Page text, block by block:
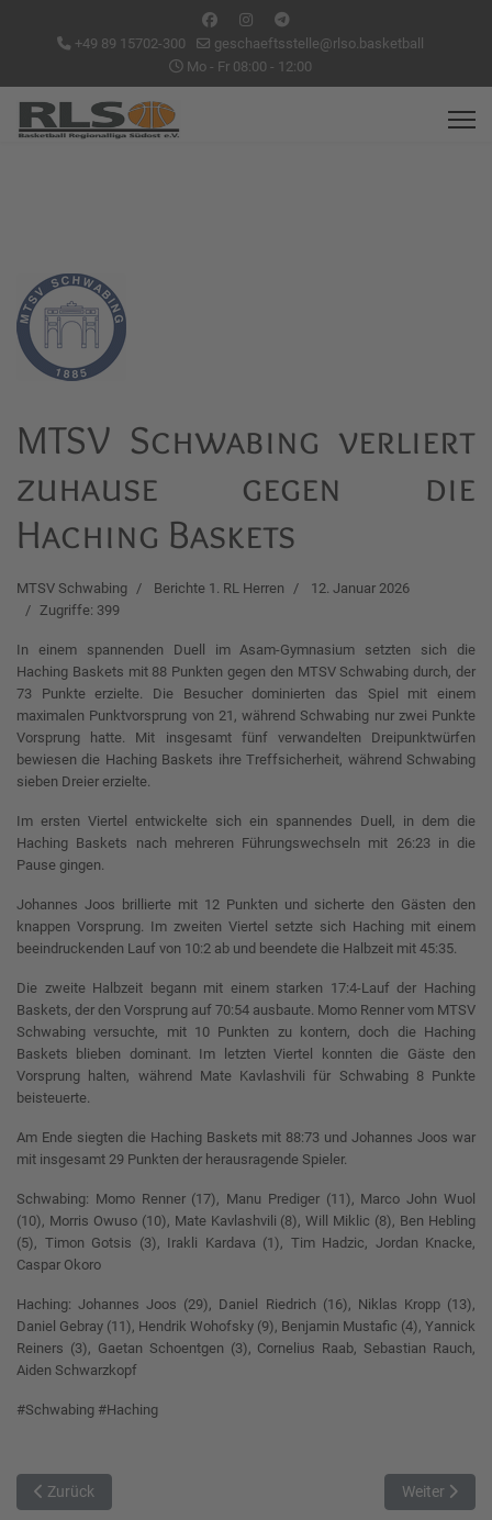
+49 89 15702-300
geschaeftsstelle@rlso.basketball
Mo - Fr 08:00 - 12:00
MTSV Schwabing verliert
zuhause gegen die
Haching Baskets
MTSV Schwabing Berichte 1. RL Herren
12. Januar 2026
Zugriffe: 399
In einem spannenden Duell im Asam-Gymnasium setzten sich die
Haching Baskets mit 88 Punkten gegen den MTSV Schwabing durch, der
73 Punkte erzielte. Die Besucher dominierten das Spiel mit einem
maximalen Punktvorsprung von 21, während Schwabing nur zwei Punkte
Vorsprung hatte. Mit insgesamt fünf verwandelten Dreipunktwürfen
bewiesen die Haching Baskets ihre Treffsicherheit, während Schwabing
sieben Dreier erzielte.
Im ersten Viertel entwickelte sich ein spannendes Duell, in dem die
Haching Baskets nach mehreren Führungswechseln mit 26:23 in die
Pause gingen.
Johannes Joos brillierte mit 12 Punkten und sicherte den Gästen den
knappen Vorsprung. Im zweiten Viertel setzte sich Haching mit einem
beeindruckenden Lauf von 10:2 ab und beendete die Halbzeit mit 45:35.
Die zweite Halbzeit begann mit einem starken 17:4-Lauf der Haching
Baskets, der den Vorsprung auf 70:54 ausbaute. Momo Renner vom MTSV
Schwabing versuchte, mit 10 Punkten zu kontern, doch die Haching
Baskets blieben dominant. Im letzten Viertel konnten die Gäste den
Vorsprung halten, während Mate Kavlashvili für Schwabing 8 Punkte
beisteuerte.
Am Ende siegten die Haching Baskets mit 88:73 und Johannes Joos war
mit insgesamt 29 Punkten der herausragende Spieler.
Schwabing: Momo Renner (17), Manu Prediger (11), Marco John Wuol
(10), Morris Owuso (10), Mate Kavlashvili (8), Will Miklic (8), Ben Hebling
(5), Timon Gotsis (3), Irakli Kardava (1), Tim Hadzic, Jordan Knacke,
Caspar Okoro
Haching: Johannes Joos (29), Daniel Riedrich (16), Niklas Kropp (13),
Daniel Gebray (11), Hendrik Wohofsky (9), Benjamin Mustafic (4), Yannick
Reiners (3), Gaetan Schoentgen (3), Cornelius Raab, Sebastian Rauch,
Aiden Schwarzkopf
#Schwabing #Haching
Vorheriger Beitrag: Nördlinger Basketballer treffen auf Haching
Zurück Nächster
Weiter